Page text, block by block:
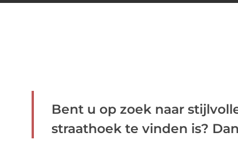
Bent u op zoek naar
straathoek te vinden is?